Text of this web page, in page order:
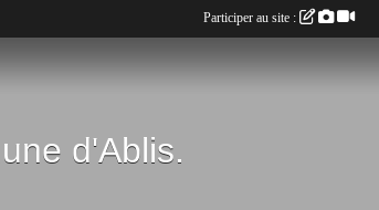
d'Ablis.
Participer au site :